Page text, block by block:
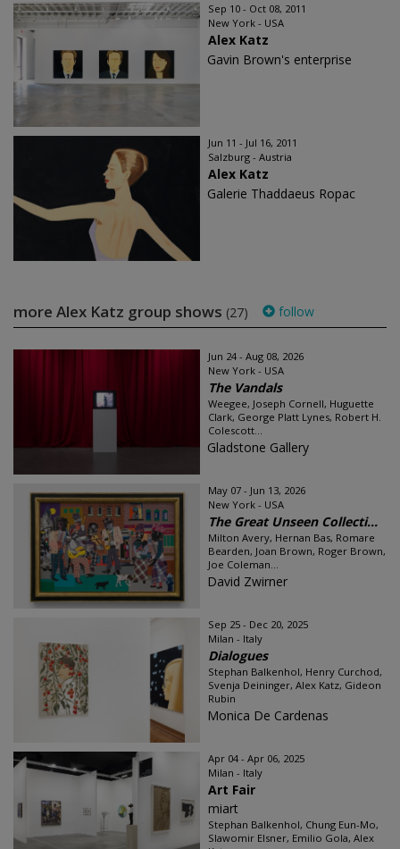
Sep 10 - Oct 08, 2011
New York - USA
Alex Katz
Gavin Brown's enterprise
Jun 11 - Jul 16, 2011
Salzburg - Austria
Alex Katz
Galerie Thaddaeus Ropac
more Alex Katz group shows (27) follow
Jun 24 - Aug 08, 2026
New York - USA
The Vandals
Weegee, Joseph Cornell, Huguette
Clark, George Platt Lynes, Robert H.
Colescott...
Gladstone Gallery
May 07 - Jun 13, 2026
New York - USA
The Great Unseen Collecti...
Milton Avery, Hernan Bas, Romare
Bearden, Joan Brown, Roger Brown,
Joe Coleman...
David Zwirner
Sep 25 - Dec 20, 2025
Milan - Italy
Dialogues
Stephan Balkenhol, Henry Curchod,
Svenja Deininger, Alex Katz, Gideon
Rubin
Monica De Cardenas
Apr 04 - Apr 06, 2025
Milan - Italy
Art Fair
miart
Stephan Balkenhol, Chung Eun-Mo,
Slawomir Elsner, Emilio Gola, Alex